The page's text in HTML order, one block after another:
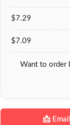
$7.29
$7.09
Want to order
📩 Email